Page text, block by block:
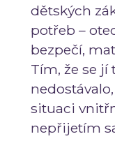
dětských
potřeb –
bezpečí,
Tím, že se jí
situaci
nepřijetím